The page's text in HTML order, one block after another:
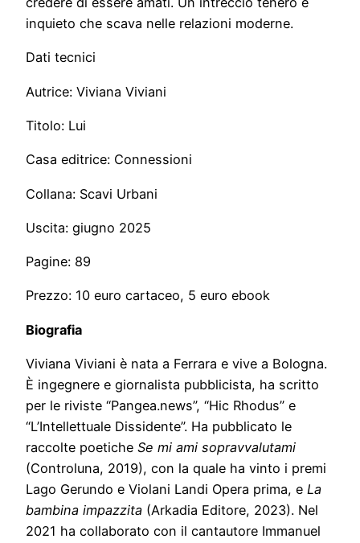
inquieto che scava nelle relazioni moderne.
Dati tecnici
Autrice: Viviana Viviani
Titolo: Lui
Casa editrice: Connessioni
Collana: Scavi Urbani
Uscita: giugno 2025
Pagine: 89
Prezzo: 10 euro cartaceo, 5 euro ebook
Biografia
Viviana Viviani è nata a Ferrara e vive a Bologna.
È ingegnere e giornalista pubblicista, ha scritto
per le riviste “Pangea.news”, “Hic Rhodus” e
“L’Intellettuale Dissidente”. Ha pubblicato le
raccolte poetiche Se mi ami sopravvalutami
(Controluna, 2019), con la quale ha vinto i premi
Lago Gerundo e Violani Landi Opera prima, e La
bambina impazzita (Arkadia Editore, 2023). Nel
2021 ha collaborato con il cantautore Immanuel